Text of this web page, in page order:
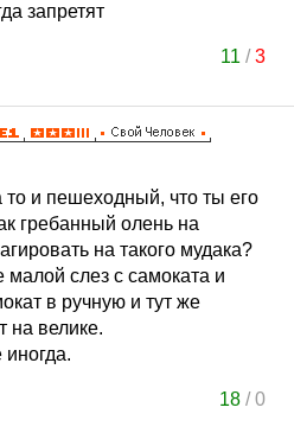
запретят
11 /3
и пешеходный, что ты его
гребанный олень на
на такого мудака?
слез с самоката и
в ручную и тут же
на велике.
18 /0